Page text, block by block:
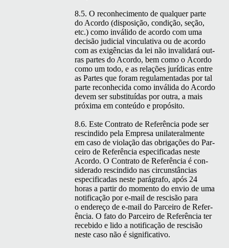
8.5. O recon­hec­i­men­to de qual­quer parte
do Acor­do (dis­posição, condição, seção,
etc.) como inváli­do de acor­do com uma
decisão judi­cial vin­cu­la­ti­va ou de acor­do
com as exigên­cias da lei não inval­i­dará out­
ras partes do Acor­do, bem como o Acor­do
como um todo, e as relações jurídi­cas entre
as Partes que foram reg­u­la­men­tadas por tal
parte recon­heci­da como invál­i­da do Acor­do
devem ser sub­sti­tuí­das por out­ra, a mais
próx­i­ma em con­teú­do e propósito.
8.6. Este Con­tra­to de Refer­ên­cia pode ser
rescindi­do pela Empre­sa uni­lat­eral­mente
em caso de vio­lação das obri­gações do Par­
ceiro de Refer­ên­cia especi­fi­cadas neste
Acor­do. O Con­tra­to de Refer­ên­cia é con­
sid­er­a­do rescindi­do nas cir­cun­stân­cias
especi­fi­cadas neste pará­grafo, após 24
horas a par­tir do momen­to do envio de uma
noti­fi­cação por e‑mail de rescisão para
o endereço de e‑mail do Par­ceiro de Refer­
ên­cia. O fato do Par­ceiro de Refer­ên­cia ter
rece­bido e lido a noti­fi­cação de rescisão
neste caso não é significativo.